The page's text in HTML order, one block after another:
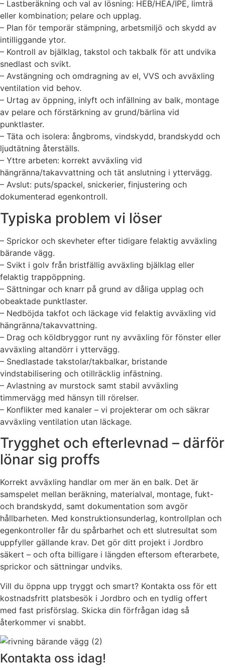
– Lastberäkning och val av lösning: HEB/HEA/IPE, limträ
eller kombination; pelare och upplag.
– Plan för temporär stämpning, arbetsmiljö och skydd av
intilliggande ytor.
– Kontroll av bjälklag, takstol och takbalk för att undvika
snedlast och svikt.
– Avstängning och omdragning av el, VVS och avväxling
ventilation vid behov.
– Urtag av öppning, inlyft och infällning av balk, montage
av pelare och förstärkning av grund/bärlina vid
punktlaster.
– Täta och isolera: ångbroms, vindskydd, brandskydd och
ljudtätning återställs.
– Yttre arbeten: korrekt avväxling vid
hängränna/takavvattning och tät anslutning i yttervägg.
– Avslut: puts/spackel, snickerier, finjustering och
dokumenterad egenkontroll.
Typiska problem vi löser
– Sprickor och skevheter efter tidigare felaktig avväxling
bärande vägg.
– Svikt i golv från bristfällig avväxling bjälklag eller
felaktig trappöppning.
– Sättningar och knarr på grund av dåliga upplag och
obeaktade punktlaster.
– Nedböjda takfot och läckage vid felaktig avväxling vid
hängränna/takavvattning.
– Drag och köldbryggor runt ny avväxling för fönster eller
avväxling altandörr i yttervägg.
– Snedlastade takstolar/takbalkar, bristande
vindstabilisering och otillräcklig infästning.
– Avlastning av murstock samt stabil avväxling
timmervägg med hänsyn till rörelser.
– Konflikter med kanaler – vi projekterar om och säkrar
avväxling ventilation utan läckage.
Trygghet och efterlevnad – därför
lönar sig proffs
Korrekt avväxling handlar om mer än en balk. Det är
samspelet mellan beräkning, materialval, montage, fukt-
och brandskydd, samt dokumentation som avgör
hållbarheten. Med konstruktionsunderlag, kontrollplan och
egenkontroller får du spårbarhet och ett slutresultat som
uppfyller gällande krav. Det gör ditt projekt i Jordbro
säkert – och ofta billigare i längden eftersom efterarbete,
sprickor och sättningar undviks.
Vill du öppna upp tryggt och smart? Kontakta oss för ett
kostnadsfritt platsbesök i Jordbro och en tydlig offert
med fast prisförslag. Skicka din förfrågan idag så
återkommer vi snabbt.
Kontakta oss idag!